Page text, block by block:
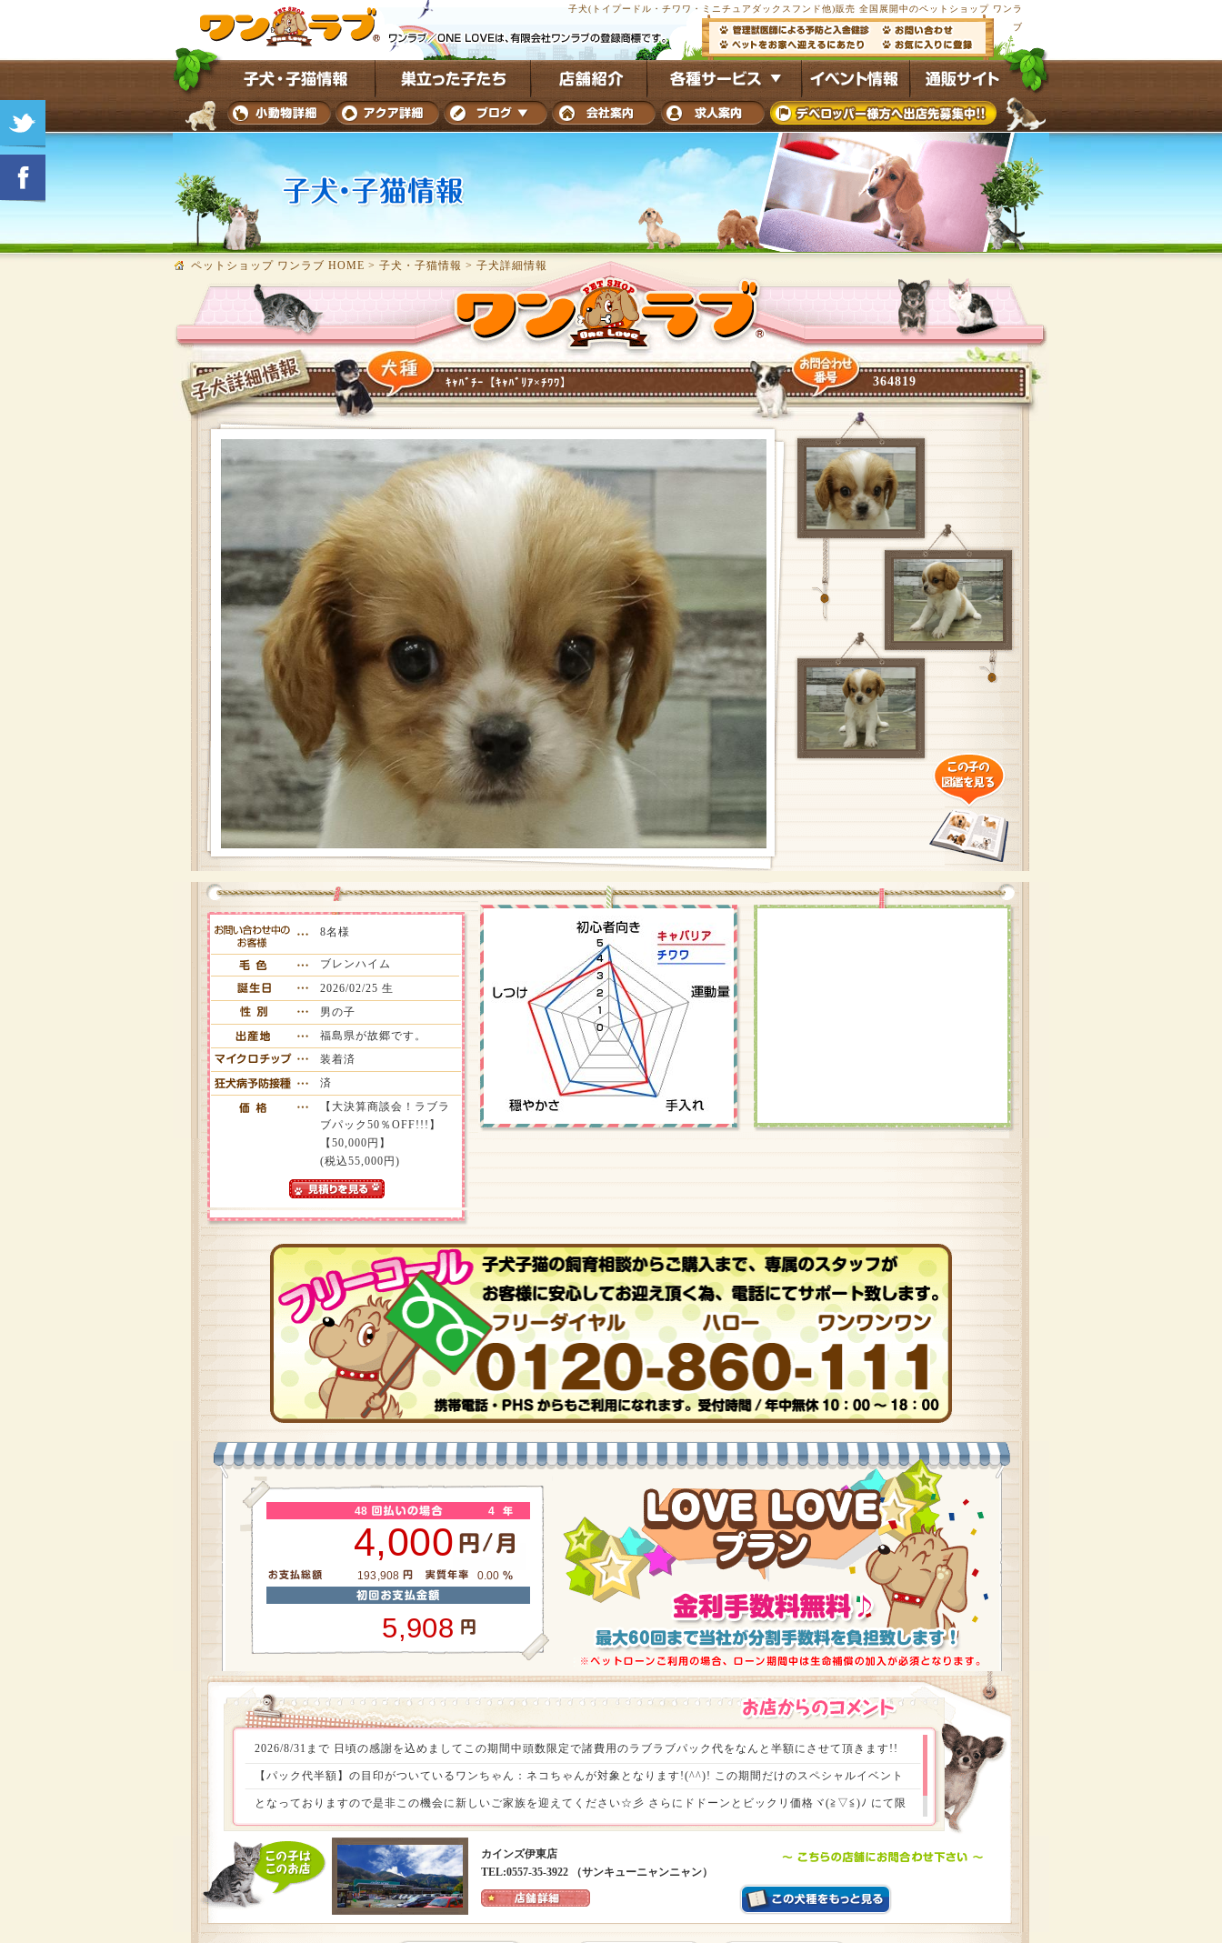
子犬(トイプードル・チワワ・ミニチュアダックスフンド他)販売 全国展開中のペットショップ ワンラ
ブ
ペットショップ ワンラブ HOME > 子犬・子猫情報 > 子犬詳細情報
ｷｬﾊﾞﾁｰ【ｷｬﾊﾞﾘｱ×ﾁﾜﾜ】 364819
8名様
ブレンハイム
2026/02/25 生
男の子
福島県が故郷です。
装着済
済
【大決算商談会！ラブラ
ブパック50％OFF!!!】
【50,000円】
(税込55,000円)
48 4
4,000
193,908 0.00
5,908
2026/8/31まで 日頃の感謝を込めましてこの期間中頭数限定で諸費用のラブラブパック代をなんと半額にさせて頂きます!!
【パック代半額】の目印がついているワンちゃん：ネコちゃんが対象となります!(^^)! この期間だけのスペシャルイベント
となっておりますので是非この機会に新しいご家族を迎えてください☆彡 さらにドドーンとビックリ価格ヾ(≧▽≦)ﾉ にて限
定頭数お迎えしやすい価格でお待ちいたしております。（税込55,000円）
カインズ伊東店
TEL:0557-35-3922 （サンキューニャンニャン）